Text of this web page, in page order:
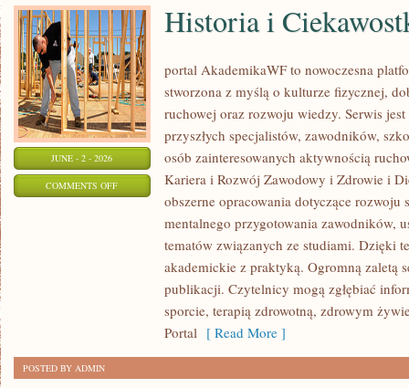
JUNE - 2 - 2026
COMMENTS OFFON
CIEKAWOSTKI
Historia i
portal AkademikaWF to nowoczesna
stworzona z myślą o kulturze fizycznej,
ruchowej oraz rozwoju wiedzy. Serwis
przyszłych specjalistów, zawodników,
osób zainteresowanych aktywnością
Kariera i Rozwój Zawodowy i Zdrowie i
obszerne opracowania dotyczące rozwoju
mentalnego przygotowania zawodników,
tematów związanych ze studiami. Dzięki
akademickie z praktyką. Ogromną zaletą
publikacji. Czytelnicy mogą zgłębiać
sporcie, terapią zdrowotną, zdrowym
Portal [ Read More ]
POSTED BY ADMIN